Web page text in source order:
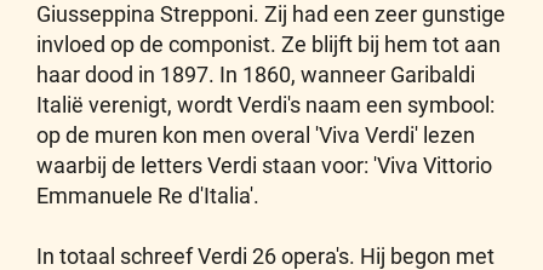
Giusseppina Strepponi. Zij had een zeer gunstige
invloed op de componist. Ze blijft bij hem tot aan
haar dood in 1897. In 1860, wanneer Garibaldi
Italië verenigt, wordt Verdi's naam een symbool:
op de muren kon men overal 'Viva Verdi' lezen
waarbij de letters Verdi staan voor: 'Viva Vittorio
Emmanuele Re d'Italia'.
In totaal schreef Verdi 26 opera's. Hij begon met